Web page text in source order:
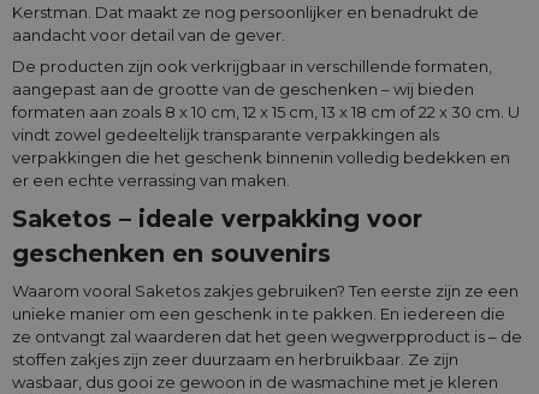
Kerstman. Dat maakt ze nog persoonlijker en benadrukt de
aandacht voor detail van de gever.
De producten zijn ook verkrijgbaar in verschillende formaten,
aangepast aan de grootte van de geschenken – wij bieden
formaten aan zoals 8 x 10 cm, 12 x 15 cm, 13 x 18 cm of 22 x 30 cm. U
vindt zowel gedeeltelijk transparante verpakkingen als
verpakkingen die het geschenk binnenin volledig bedekken en
er een echte verrassing van maken.
Saketos – ideale verpakking voor
geschenken en souvenirs
Waarom vooral Saketos zakjes gebruiken? Ten eerste zijn ze een
unieke manier om een geschenk in te pakken. En iedereen die
ze ontvangt zal waarderen dat het geen wegwerpproduct is – de
stoffen zakjes zijn zeer duurzaam en herbruikbaar. Ze zijn
wasbaar, dus gooi ze gewoon in de wasmachine met je kleren